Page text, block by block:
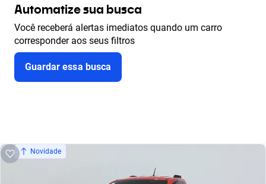
Automatize sua busca
Você receberá alertas imediatos quando um carro
corresponder aos seus filtros
Guardar essa busca
Novidade